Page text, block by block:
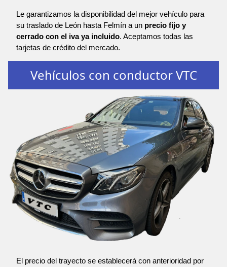
Le garantizamos la disponibilidad del mejor vehículo para
su traslado de León hasta Felmín a un precio fijo y
cerrado con el iva ya incluido. Aceptamos todas las
tarjetas de crédito del mercado.
Vehículos con conductor VTC
El precio del trayecto se establecerá con anterioridad por